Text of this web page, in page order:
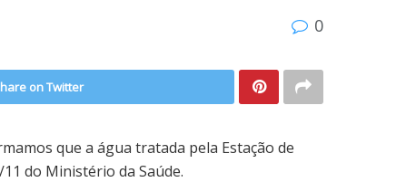
0
on Twitter
que a água tratada pela Estação de
do Ministério da Saúde.